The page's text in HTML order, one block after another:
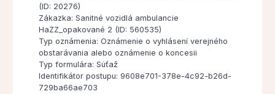
(ID: 20276)
Zákazka: Sanitné vozidlá ambulancie
HaZZ_opakované 2 (ID: 560535)
Typ oznámenia: Oznámenie o vyhlásení verejného
obstarávania alebo oznámenie o koncesii
Typ formulára: Súťaž
Identifikátor postupu: 9608e701-378e-4c92-b26d-
729ba66ae703